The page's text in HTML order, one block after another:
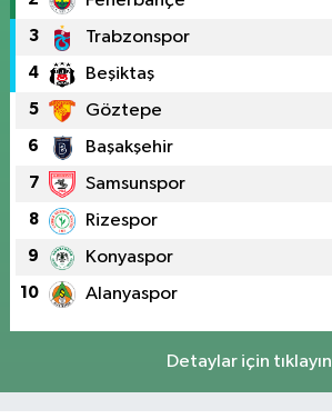
3 Trabzonspor
4 Beşiktaş
5 Göztepe
6 Başakşehir
7 Samsunspor
8 Rizespor
9 Konyaspor
10 Alanyaspor
Detaylar için tıklayın